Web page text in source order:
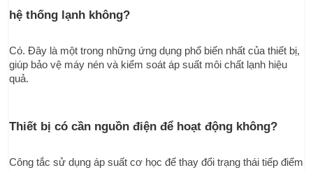
hệ thống lạnh không?
Có. Đây là một trong những ứng dụng phổ biến nhất của thiết bị,
giúp bảo vệ máy nén và kiểm soát áp suất môi chất lạnh hiệu
quả.
Thiết bị có cần nguồn điện để hoạt động không?
Công tắc sử dụng áp suất cơ học để thay đổi trạng thái tiếp điểm